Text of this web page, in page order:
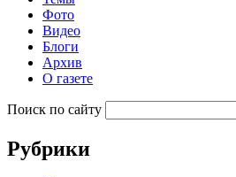
Фото
Видео
Блоги
Архив
О газете
Поиск по сайту
Рубрики